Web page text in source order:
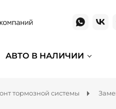
АВТО В НАЛИЧИИ
тормозной системы